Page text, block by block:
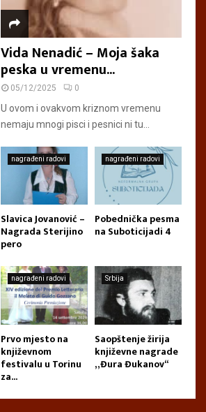
Vida Nenadić – Moja šaka
peska u vremenu...
05/12/2025 0
U ovom i ovakvom kriznom vremenu
nemaju mnogi pisci i pesnici ni tu...
nagrađeni radovi
Slavica Jovanović –
Nagrada Sterijino
pero
nagrađeni radovi
Pobednička pesma
na Suboticijadi 4
nagrađeni radovi
Prvo mjesto na
književnom
festivalu u Torinu
za...
Srbija
Saopštenje žirija
književne nagrade
„Đura Đukanov“